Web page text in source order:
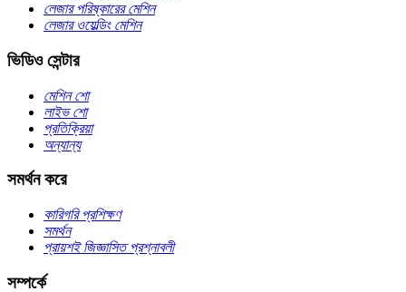
লেজার পরিষ্কারের মেশিন
লেজার ওয়েল্ডিং মেশিন
ভিডিও সেন্টার
মেশিন শো
লাইভ শো
প্রতিক্রিয়া
অন্যান্য
সমর্থন করে
কারিগরি প্রশিক্ষণ
সমর্থন
প্রায়শই জিজ্ঞাসিত প্রশ্নাবলী
সম্পর্কে